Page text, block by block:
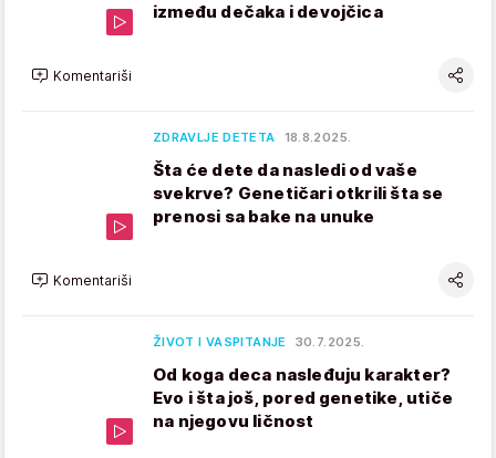
između dečaka i devojčica
Komentariši
ZDRAVLJE DETETA 18.8.2025.
Šta će dete da nasledi od vaše
svekrve? Genetičari otkrili šta se
prenosi sa bake na unuke
Komentariši
ŽIVOT I VASPITANJE 30.7.2025.
Od koga deca nasleđuju karakter?
Evo i šta još, pored genetike, utiče
na njegovu ličnost